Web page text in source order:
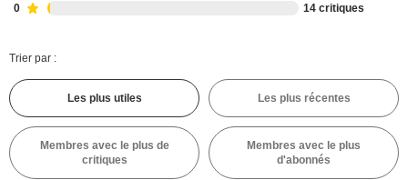
0 14 critiques
Trier par :
Les plus utiles Les plus récentes
Membres avec le plus de
critiques
Membres avec le plus
d'abonnés